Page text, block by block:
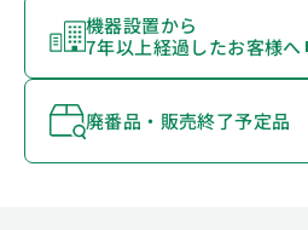
機器設置から
7年以上経過したお客様へ
廃番品・販売終了予定品